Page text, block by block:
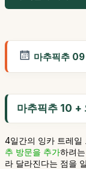
마추픽추
마추픽추 10 +
4일간의 잉카 트레일
추 방문을 추가하려
라 달라진다는 점을